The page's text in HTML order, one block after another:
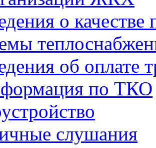
о качестве
об оплате
по ТКО
слушания